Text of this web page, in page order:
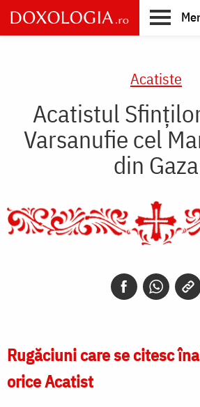
Skip
to
main
Acatiste
Acatistul
Varsanufie cel
din Gaza
Rugăciuni care se citesc
orice Acatist